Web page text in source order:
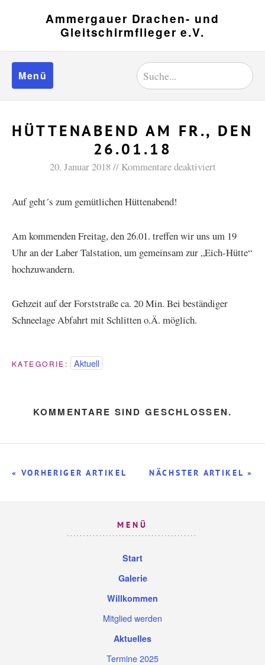
Ammergauer Drachen- und
Gleitschirmflieger e.V.
Menü
HÜTTENABEND AM FR., DEN
26.01.18
20. Januar 2018 Kommentare deaktiviert
Auf geht´s zum gemütlichen Hüttenabend!
Am kommenden Freitag, den 26.01. treffen wir uns um 19
Uhr an der Laber Talstation, um gemeinsam zur „Eich-Hütte“
hochzuwandern.
Gehzeit auf der Forststraße ca. 20 Min. Bei beständiger
Schneelage Abfahrt mit Schlitten o.Ä. möglich.
KATEGORIE: Aktuell
KOMMENTARE SIND GESCHLOSSEN.
NÄCHSTER ARTIKEL »
« VORHERIGER ARTIKEL
MENÜ
Start
Galerie
Willkommen
Mitglied werden
Aktuelles
Termine 2025